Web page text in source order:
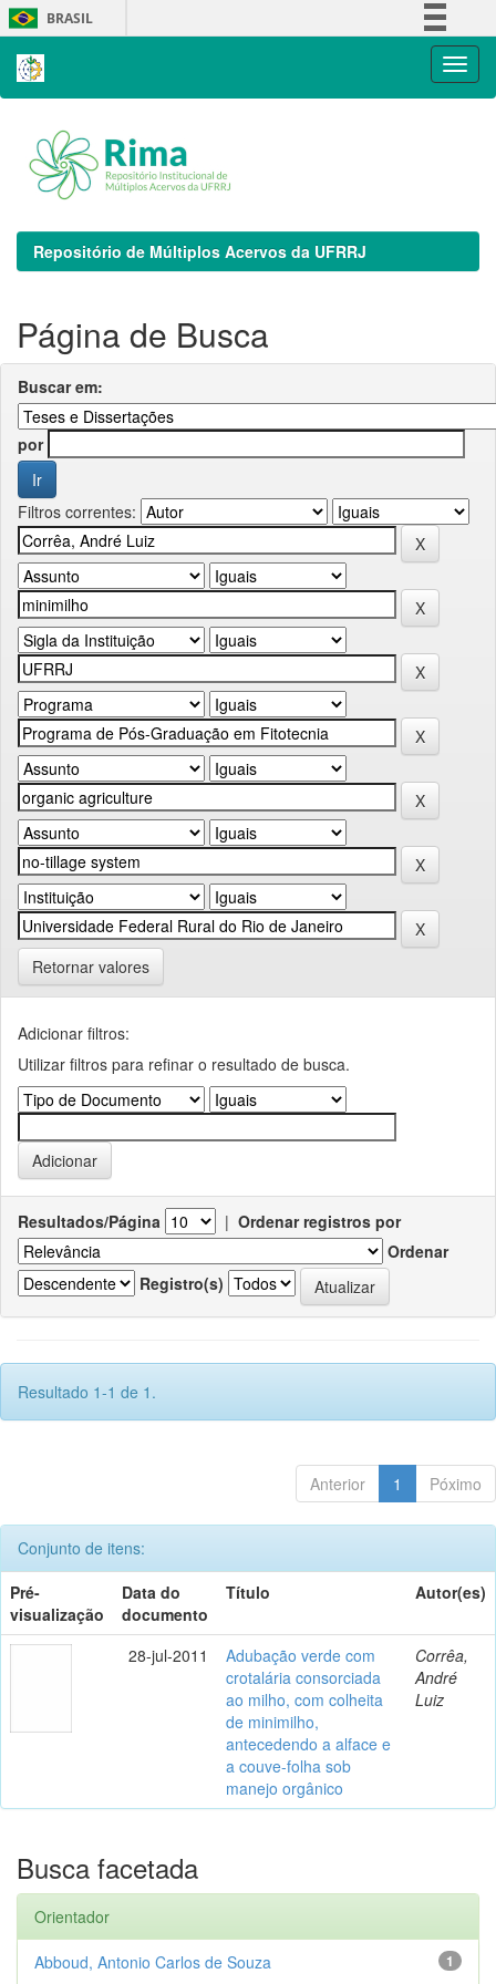
Skip
navigation
BRASIL
Repositório de Múltiplos Acervos da UFRRJ
Página de Busca
Buscar em:
por
Filtros correntes:
Retornar valores
Adicionar filtros:
Utilizar filtros para refinar o resultado de busca.
Resultados/Página | Ordenar registros por
Ordenar
Registro(s)
Resultado 1-1 de 1.
Anterior 1 Póximo
Conjunto de itens:
Pré-
visualização
Data do
documento
Título Autor(es)
28-jul-2011
Adubação verde com
crotalária consorciada
ao milho, com colheita
de minimilho,
antecedendo a alface e
a couve-folha sob
manejo orgânico
Corrêa,
André
Luiz
Busca facetada
Orientador
1
Abboud, Antonio Carlos de Souza